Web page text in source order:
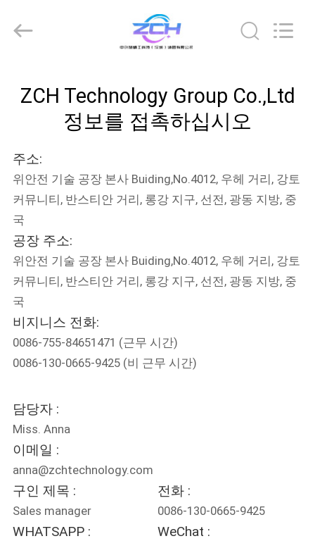
품
우
리
에
대
하
여
장
여
행
품
ceilingledpanellights.com.
Rights
Reserved.
ZCH Technology Group Co.,Ltd
정보를 접촉하십시오
주소:
위안전 기술 공장 본사 Buiding,No.4012, 우헤 거리, 강토
커뮤니티, 반스티안 거리, 롱강 지구, 선전, 광동 지방, 중
국
공장 주소:
위안전 기술 공장 본사 Buiding,No.4012, 우헤 거리, 강토
커뮤니티, 반스티안 거리, 롱강 지구, 선전, 광동 지방, 중
국
비지니스 전화:
0086-755-84651471 (근무 시간)
0086-130-0665-9425(비 근무 시간)
담당자 :
Miss. Anna
이메일 :
anna@zchtechnology.com
구인 제목 :
Sales manager
전화 :
0086-130-0665-9425
WHATSAPP : WeChat :